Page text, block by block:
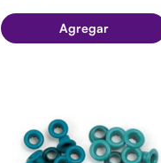
Agregar
estandar
Aqua
cantidad